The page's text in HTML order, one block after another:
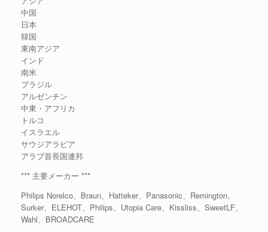
中国
日本
韓国
東南アジア
インド
南米
ブラジル
アルゼンチン
中東・アフリカ
トルコ
イスラエル
サウジアラビア
アラブ首長国連邦
*** 主要メーカー ***
Philips Norelco、Braun、Hatteker、Panasonic、Remington、
Surker、ELEHOT、Philips、Utopia Care、Kissliss、SweetLF、
Wahl、BROADCARE